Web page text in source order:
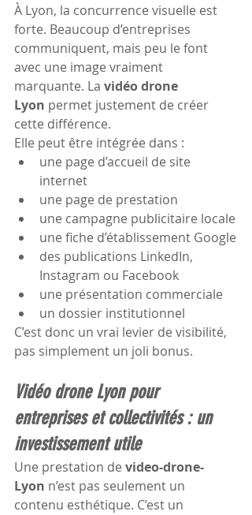
À Lyon, la concurrence visuelle est
forte. Beaucoup d’entreprises
communiquent, mais peu le font
avec une image vraiment
marquante. La vidéo drone
Lyon permet justement de créer
cette différence.
Elle peut être intégrée dans :
une page d’accueil de site
internet
une page de prestation
une campagne publicitaire locale
une fiche d’établissement Google
des publications LinkedIn,
Instagram ou Facebook
une présentation commerciale
un dossier institutionnel
C’est donc un vrai levier de visibilité,
pas simplement un joli bonus.
Vidéo drone Lyon pour
entreprises et collectivités : un
investissement utile
Une prestation de video-drone-
Lyon n’est pas seulement un
contenu esthétique. C’est un